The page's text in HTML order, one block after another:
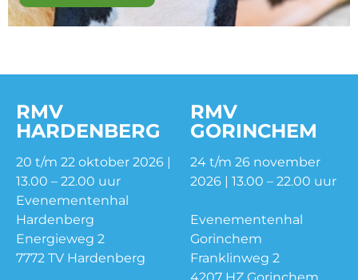
RMV
HARDENBERG
20 t/m 22 oktober 2026 |
13.00 – 22.00 uur
Evenementenhal
Hardenberg
Energieweg 2
7772 TV Hardenberg
RMV
GORINCHEM
24 t/m 26 november
2026 | 13.00 – 22.00 uur
Evenementenhal
Gorinchem
Franklinweg 2